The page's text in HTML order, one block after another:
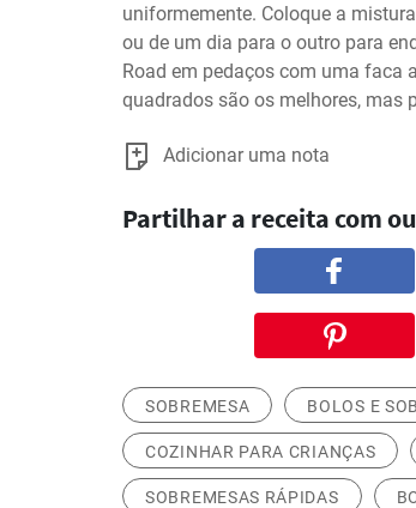
uniformemente. Coloque a
ou de um dia para o outro para
Road em pedaços com uma faca
quadrados são os melhores, mas
Adicionar uma nota
Partilhar a receita com
SOBREMESA BOLOS E
COZINHAR PARA CRIANÇAS
SOBREMESAS RÁPIDAS